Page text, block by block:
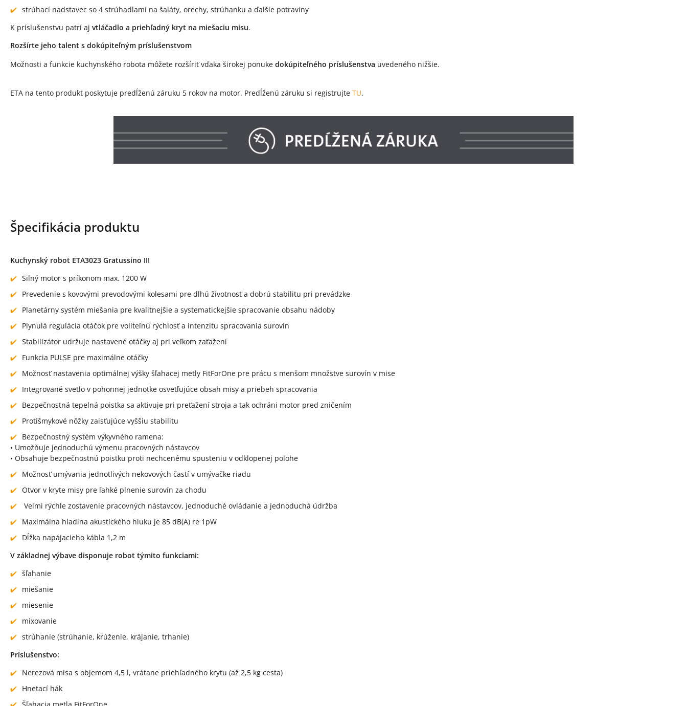
strúhací nadstavec so 4 strúhadlami na šaláty, orechy, strúhanku a ďalšie potraviny
K príslušenstvu patrí aj vtláčadlo a priehľadný kryt na miešaciu misu.
Rozšírte jeho talent s dokúpiteľným príslušenstvom
Možnosti a funkcie kuchynského robota môžete rozšíriť vďaka širokej ponuke dokúpiteľného príslušenstva uvedeného nižšie.
ETA na tento produkt poskytuje predĺženú záruku 5 rokov na motor. Predĺženú záruku si registrujte TU.
Špecifikácia produktu
Kuchynský robot ETA3023 Gratussino III
Silný motor s príkonom max. 1200 W
Prevedenie s kovovými prevodovými kolesami pre dlhú životnosť a dobrú stabilitu pri prevádzke
Planetárny systém miešania pre kvalitnejšie a systematickejšie spracovanie obsahu nádoby
Plynulá regulácia otáčok pre voliteľnú rýchlosť a intenzitu spracovania surovín
Stabilizátor udržuje nastavené otáčky aj pri veľkom zaťažení
Funkcia PULSE pre maximálne otáčky
Možnosť nastavenia optimálnej výšky šľahacej metly FitForOne pre prácu s menšom množstve surovín v mise
Integrované svetlo v pohonnej jednotke osvetľujúce obsah misy a priebeh spracovania
Bezpečnostná tepelná poistka sa aktivuje pri preťažení stroja a tak ochráni motor pred zničením
Protišmykové nôžky zaisťujúce vyššiu stabilitu
Bezpečnostný systém výkyvného ramena:
• Umožňuje jednoduchú výmenu pracovných nástavcov
• Obsahuje bezpečnostnú poistku proti nechcenému spusteniu v odklopenej polohe
Možnosť umývania jednotlivých nekovových častí v umývačke riadu
Otvor v kryte misy pre ľahké plnenie surovín za chodu
Veľmi rýchle zostavenie pracovných nástavcov, jednoduché ovládanie a jednoduchá údržba
Maximálna hladina akustického hluku je 85 dB(A) re 1pW
Dĺžka napájacieho kábla 1,2 m
V základnej výbave disponuje robot týmito funkciami:
šľahanie
miešanie
miesenie
mixovanie
strúhanie (strúhanie, krúženie, krájanie, trhanie)
Príslušenstvo:
Nerezová misa s objemom 4,5 l, vrátane priehľadného krytu (až 2,5 kg cesta)
Hnetací hák